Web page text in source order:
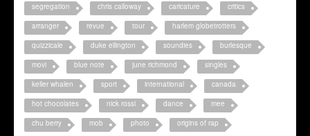
segregation
chris calloway caricature
critics
arranger
revue tour
harlem globetrotters
quizzicale
duke ellington soundies
burlesque
movi
blue note june richmond
singles
keller whalen
sport international
canada
hot chocolates
nick rossi dance
mee
chu berry
mob photo
origins of rap